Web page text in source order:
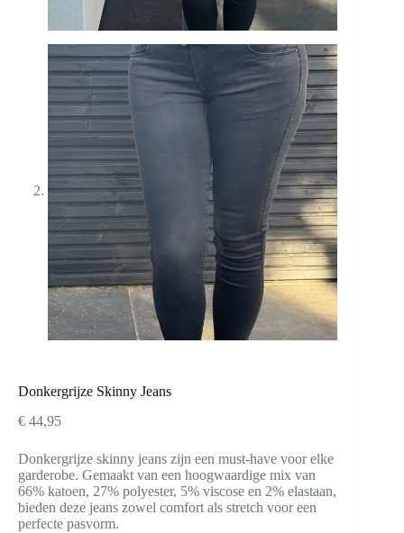
Donkergrijze Skinny Jeans
€ 44,95
Donkergrijze skinny jeans zijn een must-have voor elke
garderobe. Gemaakt van een hoogwaardige mix van
66% katoen, 27% polyester, 5% viscose en 2% elastaan,
bieden deze jeans zowel comfort als stretch voor een
perfecte pasvorm.